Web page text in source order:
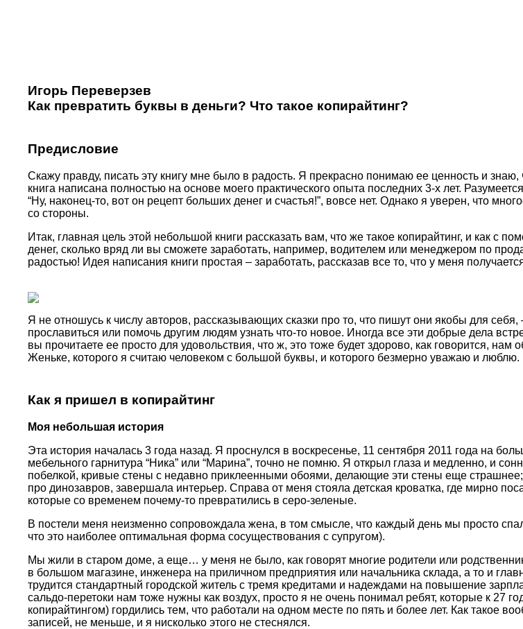
Игорь Переверзев
Как превратить буквы в деньги? Что такое копирайтинг?
Предисловие
Скажу правду, писать эту книгу мне было в радость. Я прекрасно понимаю ее ценность и
книга написана полностью на основе моего практического опыта последних 3-х лет.
“Ну, наконец-то, вот он рецепт больших денег и счастья!”, вовсе нет. Однако я уверен, что
со стороны.
Итак, главная цель этой небольшой книги рассказать вам, что же такое копирайтинг, и как с
денег, сколько вряд ли вы сможете заработать, например, водителем или менеджером по
радостью! Идея написания книги простая – заработать, рассказав все то, что у меня
Я не отношусь к числу авторов, рассказывающих сказки про то, что пишут они якобы для
прославиться или помочь другим людям узнать что-то новое. Иногда все эти добрые дела
вы прочитаете ее просто для удовольствия, что ж, это тоже будет здорово, как говорится,
Женьке, которого я считаю человеком с большой буквы, и которого безмерно уважаю и люблю.
Как я пришел в копирайтинг
Моя небольшая история
Эта история началась 3 года назад. Я проснулся в воскресенье, 11 сентября 2011 года на
мебельного гарнитура “Ника” или “Марина”, точно не помню. Я открыл глаза и медленно, и
побелкой, кривые стены с недавно приклеенными обоями, делающие эти стены еще
про динозавров, завершала интерьер. Справа от меня стояла детская кроватка, где мирно
которые со временем почему-то превратились в серо-зеленые.
В постели меня неизменно сопровождала жена, в том смысле, что каждый день мы просто
что это наиболее оптимальная форма сосуществования с супругом).
Мы жили в старом доме, а еще… у меня не было, как говорят многие родители или
в большом магазине, инженера на приличном предприятия или начальника склада, а то и
трудится стандартный городской житель с тремя кредитами и надеждами на повышение
сальдо-перетоки нам тоже нужны как воздух, просто я не очень понимал ребят, которые к 27
копирайтингом) гордились тем, что работали на одном месте по пять и более лет. Как такое
записей, не меньше, и я нисколько этого не стеснялся.